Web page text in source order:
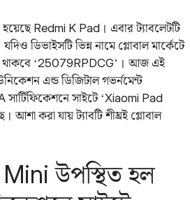
Redmi K Pad। এবার ট্যাবলেটটি
ডিভাইসটি ভিন্ন নামে গ্লোবাল মার্কেটে
থাকবে ‘25079RPDCG’। আজ এই
এন্ড ডিজিটাল গভর্নমেন্ট
সার্টিফিকেশনে সাইটে ‘Xiaomi Pad
আশা করা যায় ট্যাবটি শীঘ্রই গ্লোবাল
উপস্থিত হল